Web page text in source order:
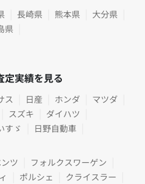
長崎県 熊本県
大分県
県
定実績を見る
ス 日産 ホンダ
マツダ
スズキ
ダイハツ
すゞ 日野自動車
ツ
フォルクスワーゲン
ポルシェ
クライスラー